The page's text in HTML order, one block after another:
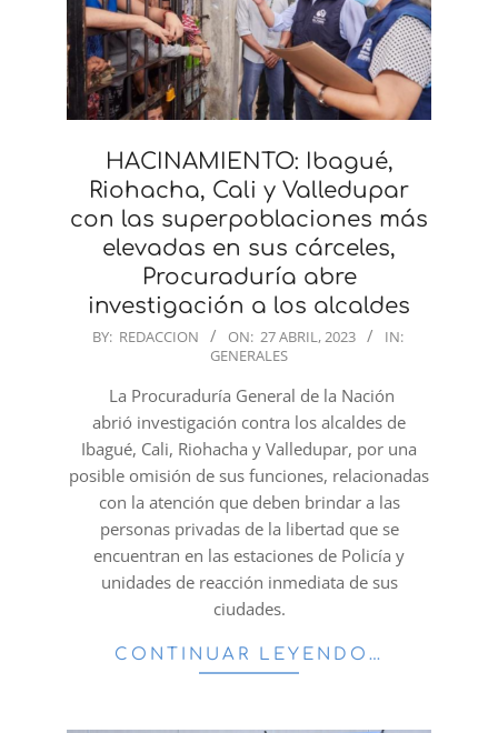
HACINAMIENTO: Ibagué,
Riohacha, Cali y Valledupar
con las superpoblaciones más
elevadas en sus cárceles,
Procuraduría abre
investigación a los alcaldes
2023-
BY: REDACCION ON: 27 ABRIL, 2023
IN:
GENERALES
La Procuraduría General de la Nación
abrió investigación contra los alcaldes de
Ibagué, Cali, Riohacha y Valledupar, por una
posible omisión de sus funciones, relacionadas
con la atención que deben brindar a las
personas privadas de la libertad que se
encuentran en las estaciones de Policía y
unidades de reacción inmediata de sus
ciudades.
CONTINUAR LEYENDO…